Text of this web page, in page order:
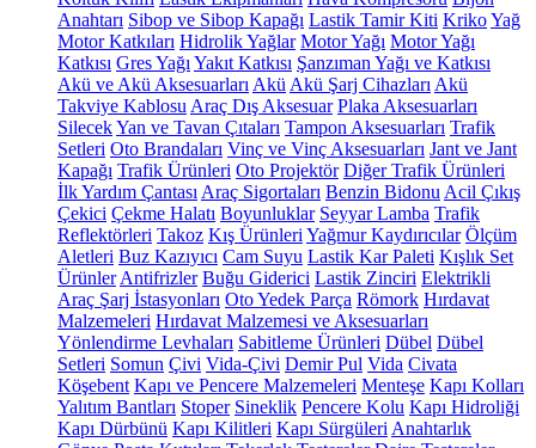
Anahtarı Sibop ve Sibop Kapağı Lastik Tamir Kiti KrikoYağ
Motor Katkıları Hidrolik Yağlar Motor Yağı Motor Yağı
Katkısı Gres Yağı Yakıt Katkısı Şanzıman Yağı ve Katkısı
Akü ve Akü Aksesuarları Akü Akü Şarj Cihazları Akü
Takviye Kablosu Araç Dış Aksesuar Plaka Aksesuarları
SilecekYan ve Tavan Çıtaları Tampon Aksesuarları Trafik
Setleri Oto Brandaları Vinç ve Vinç Aksesuarları Jant ve Jant
Kapağı Trafik Ürünleri Oto Projektör Diğer Trafik Ürünleri
İlk Yardım Çantası Araç Sigortaları Benzin Bidonu Acil Çıkış
Çekici Çekme Halatı Boyunluklar Seyyar Lamba Trafik
Reflektörleri Takoz Kış Ürünleri Yağmur Kaydırıcılar Ölçüm
Aletleri Buz Kazıyıcı Cam Suyu Lastik Kar Paleti Kışlık Set
Ürünler Antifrizler Buğu Giderici Lastik Zinciri Elektrikli
Araç Şarj İstasyonları Oto Yedek Parça Römork Hırdavat
Malzemeleri Hırdavat Malzemesi ve Aksesuarları
Yönlendirme Levhaları Sabitleme Ürünleri Dübel Dübel
Setleri Somun Çivi Vida-Çivi Demir Pul Vida Civata
Köşebent Kapı ve Pencere Malzemeleri Menteşe Kapı Kolları
Yalıtım Bantları Stoper Sineklik Pencere Kolu Kapı Hidroliği
Kapı Dürbünü Kapı Kilitleri Kapı Sürgüleri Anahtarlık